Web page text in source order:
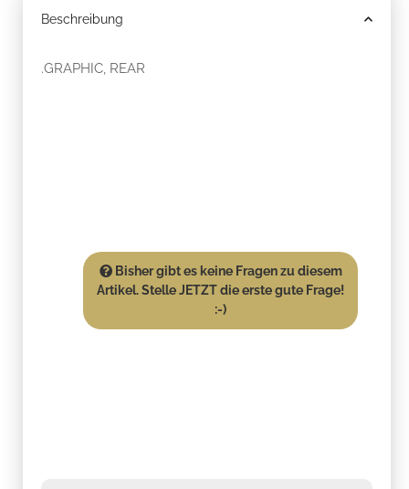
Beschreibung
.GRAPHIC, REAR
Bisher gibt es keine Fragen zu diesem
Artikel. Stelle JETZT die erste gute Frage!
:-)